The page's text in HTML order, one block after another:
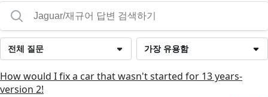
가장 유용함
전체 질문
How would I fix a car that wasn't started for 13 years-
version 2!